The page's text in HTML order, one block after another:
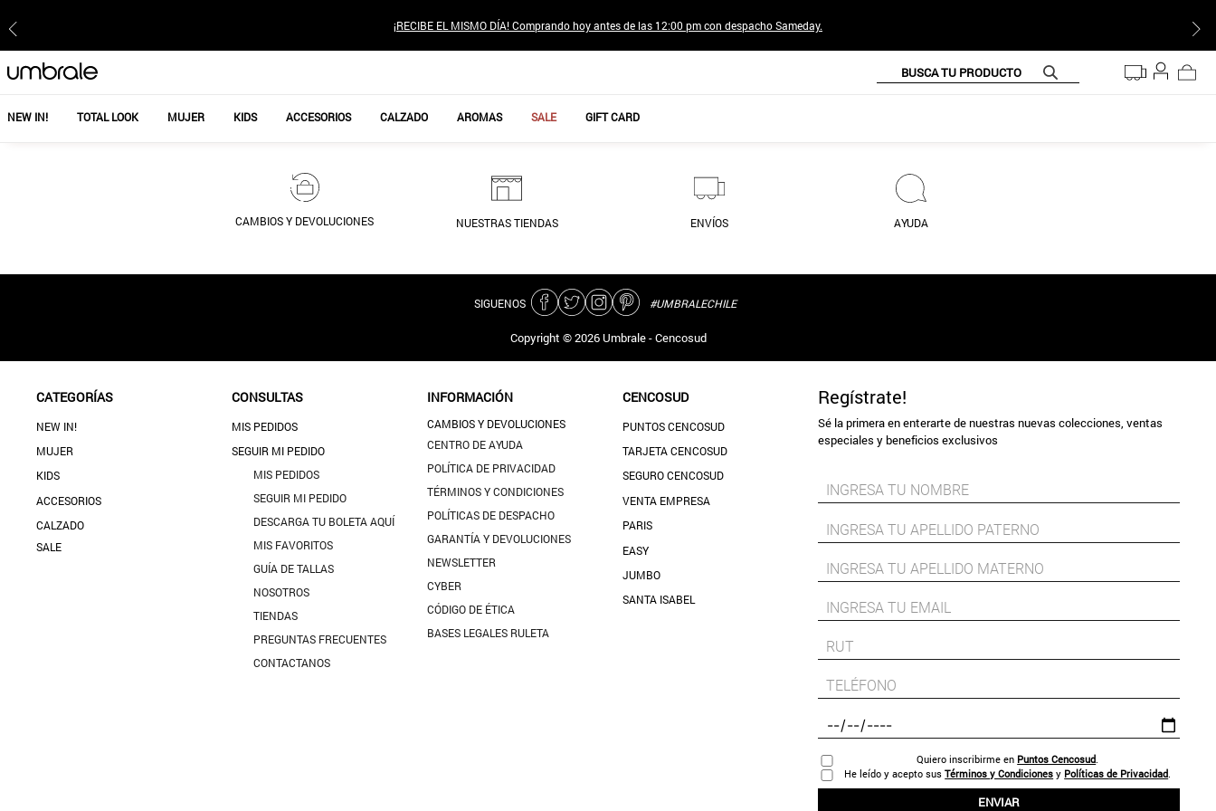
¡RECIBE EL MISMO DÍA! Comprando hoy antes de las 12:00 pm con despacho Sameday.
BUSCA TU PRODUCTO
NEW IN! TOTAL LOOK MUJER KIDS ACCESORIOS CALZADO AROMAS SALE GIFT CARD
CAMBIOS Y DEVOLUCIONES NUESTRAS TIENDAS ENVÍOS AYUDA
SIGUENOS #UMBRALECHILE
Copyright © 2026 Umbrale - Cencosud
CATEGORÍAS
NEW IN!
MUJER
KIDS
ACCESORIOS
CALZADO
SALE
CONSULTAS
MIS PEDIDOS
SEGUIR MI PEDIDO
MIS PEDIDOS
SEGUIR MI PEDIDO
DESCARGA TU BOLETA AQUÍ
MIS FAVORITOS
GUÍA DE TALLAS
NOSOTROS
TIENDAS
PREGUNTAS FRECUENTES
CONTACTANOS
INFORMACIÓN
CAMBIOS Y DEVOLUCIONES
CENTRO DE AYUDA
POLÍTICA DE PRIVACIDAD
TÉRMINOS Y CONDICIONES
POLÍTICAS DE DESPACHO
GARANTÍA Y DEVOLUCIONES
NEWSLETTER
CYBER
CÓDIGO DE ÉTICA
BASES LEGALES RULETA
CENCOSUD
PUNTOS CENCOSUD
TARJETA CENCOSUD
SEGURO CENCOSUD
VENTA EMPRESA
PARIS
EASY
JUMBO
SANTA ISABEL
Regístrate!
Sé la primera en enterarte de nuestras nuevas colecciones, ventas
especiales y beneficios exclusivos
Quiero inscribirme en Puntos Cencosud
He leído y acepto sus Términos y Condiciones y Políticas de Privacidad
ENVIAR
.
4.
gamulan
botin
cafe